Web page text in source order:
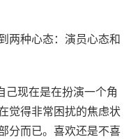
两种心态：演员心态和
己现在是在扮演一个角
觉得非常困扰的焦虑状
分而已。喜欢还是不喜